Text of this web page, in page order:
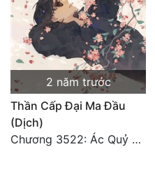
2 năm trước
Thần Cấp Đại Ma Đầu
(Dịch)
Chương 3522: Ác Quỷ Và Yêu Nghiệt